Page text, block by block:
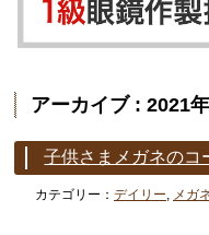
アーカイブ : 2021
子供さまメガネのコ
カテゴリー： デイリー, メガ